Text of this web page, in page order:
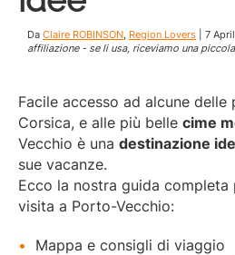
blog
di
Manu
Da Claire ROBINSON Region Lovers 7
affiliazione - se li usa, riceviamo una
Facile accesso ad alcune delle
Corsica, e alle più belle cime
Vecchio è una destinazione
sue vacanze.
Ecco la nostra guida completa
visita a Porto-Vecchio:
Mappa e consigli di viaggio